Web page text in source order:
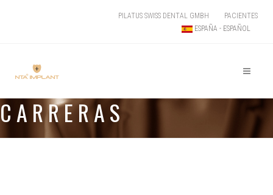
PACIENTES
PILATUS SWISS DENTAL GMBH
ESPAÑA - ESPAÑOL
CARRERAS